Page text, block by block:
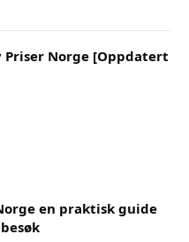
Priser Norge [Oppdatert
en praktisk guide